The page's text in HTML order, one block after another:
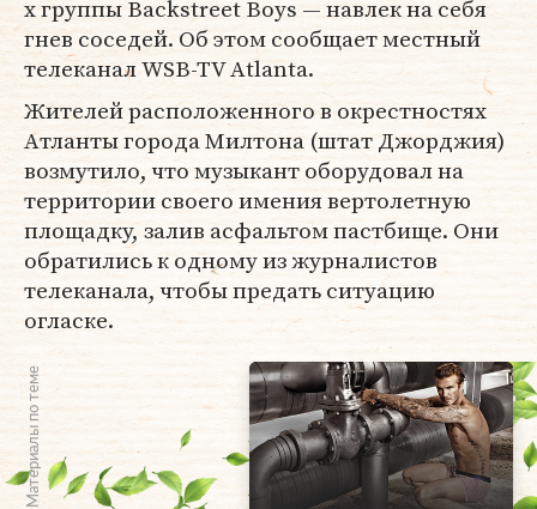
х группы Backstreet Boys — навлек на себя
гнев соседей. Об этом сообщает местный
телеканал WSB-TV Atlanta.
Жителей расположенного в окрестностях
Атланты города Милтона (штат Джорджия)
возмутило, что музыкант оборудовал на
территории своего имения вертолетную
площадку, залив асфальтом пастбище. Они
обратились к одному из журналистов
телеканала, чтобы предать ситуацию
огласке.
Материалы по теме